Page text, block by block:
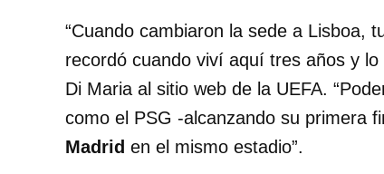
“Cuando cambiaron la sede a Lisboa,
recordó cuando viví aquí tres años y
Di Maria al sitio web de la UEFA.
como el PSG -alcanzando su primera
Madrid en el mismo estadio”.